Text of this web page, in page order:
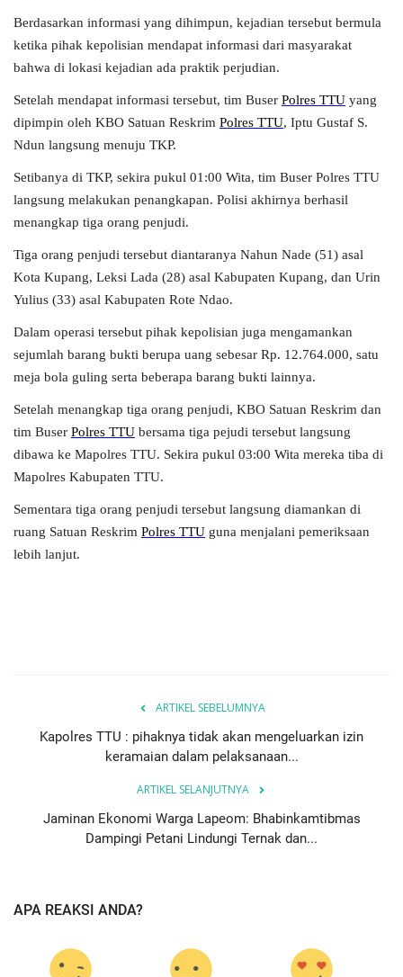
Berdasarkan informasi yang dihimpun, kejadian tersebut bermula
ketika pihak kepolisian mendapat informasi dari masyarakat
bahwa di lokasi kejadian ada praktik perjudian.
Setelah mendapat informasi tersebut, tim Buser Polres TTU yang
dipimpin oleh KBO Satuan Reskrim Polres TTU, Iptu Gustaf S.
Ndun langsung menuju TKP.
Setibanya di TKP, sekira pukul 01:00 Wita, tim Buser Polres TTU
langsung melakukan penangkapan. Polisi akhirnya berhasil
menangkap tiga orang penjudi.
Tiga orang penjudi tersebut diantaranya Nahun Nade (51) asal
Kota Kupang, Leksi Lada (28) asal Kabupaten Kupang, dan Urin
Yulius (33) asal Kabupaten Rote Ndao.
Dalam operasi tersebut pihak kepolisian juga mengamankan
sejumlah barang bukti berupa uang sebesar Rp. 12.764.000, satu
meja bola guling serta beberapa barang bukti lainnya.
Setelah menangkap tiga orang penjudi, KBO Satuan Reskrim dan
tim Buser Polres TTU bersama tiga pejudi tersebut langsung
dibawa ke Mapolres TTU. Sekira pukul 03:00 Wita mereka tiba di
Mapolres Kabupaten TTU.
Sementara tiga orang penjudi tersebut langsung diamankan di
ruang Satuan Reskrim Polres TTU guna menjalani pemeriksaan
lebih lanjut.
ARTIKEL SEBELUMNYA
Kapolres TTU : pihaknya tidak akan mengeluarkan izin
keramaian dalam pelaksanaan...
ARTIKEL SELANJUTNYA
Jaminan Ekonomi Warga Lapeom: Bhabinkamtibmas
Dampingi Petani Lindungi Ternak dan...
APA REAKSI ANDA?